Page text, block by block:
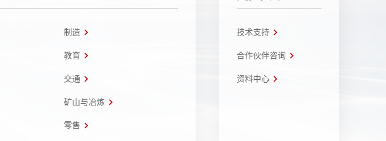
制造
教育
交通
矿山与冶炼
零售
技术支持
合作伙伴咨询
资料中心